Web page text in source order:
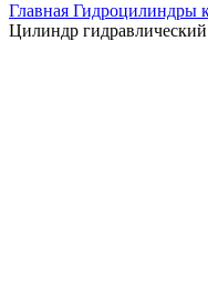
Главная Гидроцилиндры
Цилиндр